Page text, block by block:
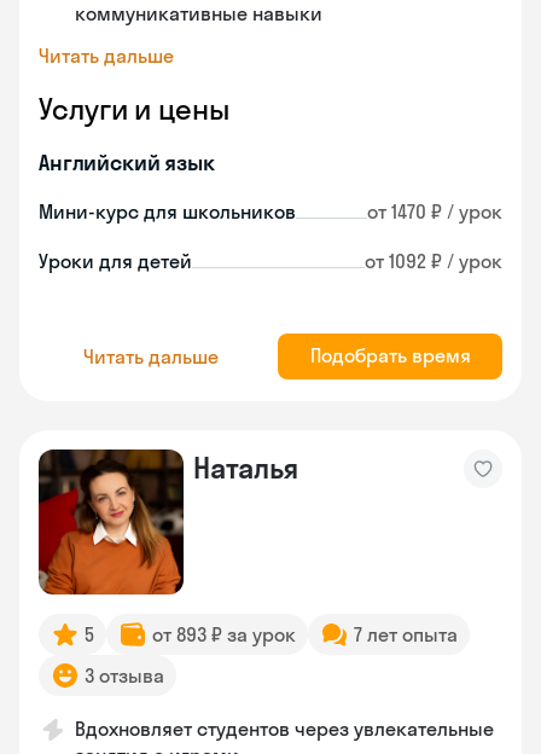
коммуникативные навыки
Читать дальше
Услуги и цены
Английский язык
Мини-курс для школьников от 1470 ₽ / урок
Уроки для детей от 1092 ₽ / урок
Читать дальше Подобрать время
Наталья
5 от 893 ₽ за урок
7 лет опыта
3 отзыва
Вдохновляет студентов через увлекательные